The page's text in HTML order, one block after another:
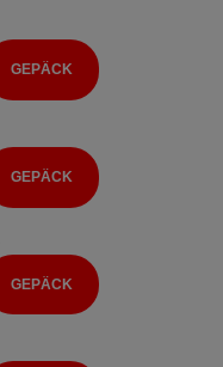
GEPÄCK
GEPÄCK
GEPÄCK